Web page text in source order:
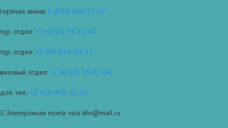
горячая линия: 8 (800) 600-52-07
тур. отдел: +7 (4212) 34-16-43
тур. отдел: +7 909-843-00-31
визовый отдел: +7 (4212) 24-92-64
доп. тел.: +7 924-403-53-55
Электронная почта: visa-khv@mail.ru